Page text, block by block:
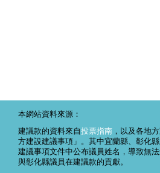
本網站資料來源：
建議款的資料來自投票指南 ，以及各地
方建設建議事項」。其中宜蘭縣、彰化
建議事項文件中公布議員姓名，導致無
與彰化縣議員在建議款的貢獻。